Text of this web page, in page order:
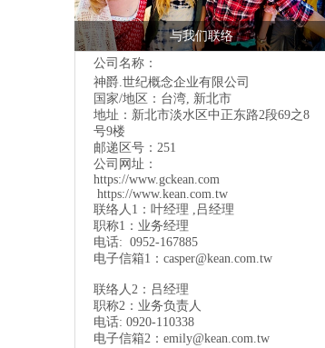
与我们联络
公司名称：
神爵.世纪概念企业有限公司
国家/地区：台湾, 新北市
地址： 新北市淡水区中正东路2段69之8
号9楼
邮递区号：251
公司网址：
https://www.gckean.com
https://www.kean.com.tw
联络人1：叶经理 ,吕经理
职称1：业务经理
电话: 0952-167885
电子信箱1： casper@kean.com.tw
联络人2：吕经理
职称2：业务负责人
电话: 0920-110338
电子信箱2： emily@kean.com.tw